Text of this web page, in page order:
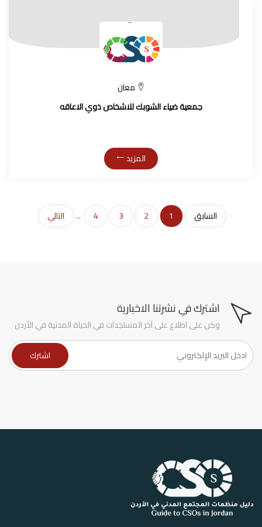
معان
جمعية ضياء الشوبك للاشخاص ذوي الاعاقه
المزيد
السابق 1
2
3
4
... التالي
اشترك في نشرتنا الاخبارية
وكن على اطلاع على آخر المستجدات في الحياة المدنية في الأردن